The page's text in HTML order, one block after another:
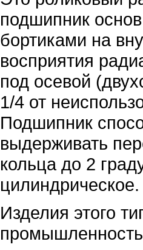
подшипник
бортиками на
восприятия
под осевой
1/4 от
Подшипник
выдерживать
кольца до 2
цилиндрическое.
Изделия этого